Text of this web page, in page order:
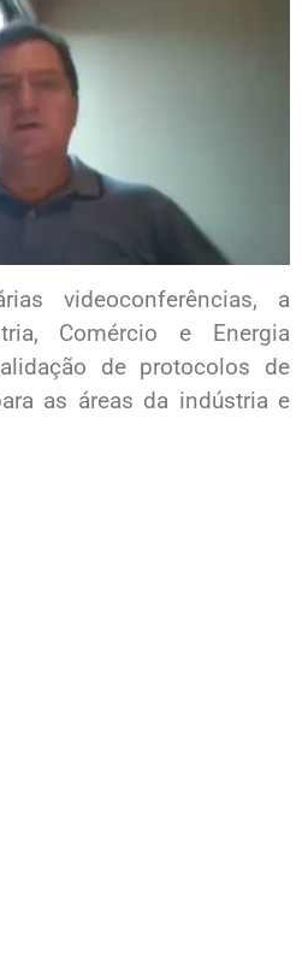
videoconferências, a
Comércio e Energia
de protocolos de
as áreas da indústria e